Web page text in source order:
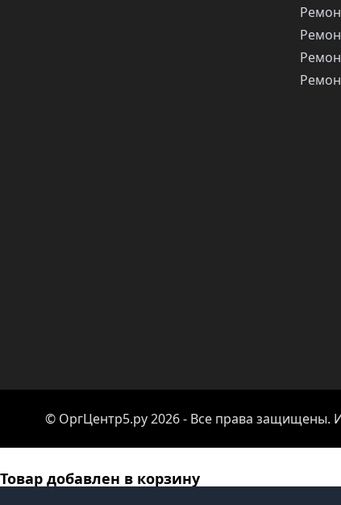
© ОргЦентр5.ру 2026 - Все права защищены.
Товар добавлен в корзину